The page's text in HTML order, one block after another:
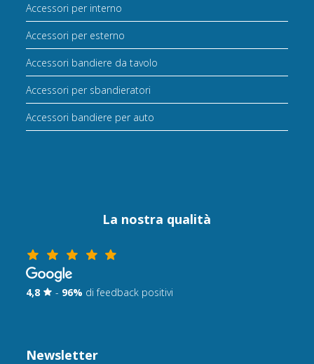
Accessori per interno
Accessori per esterno
Accessori bandiere da tavolo
Accessori per sbandieratori
Accessori bandiere per auto
La nostra qualità
4,8 - 96% di feedback positivi
Newsletter